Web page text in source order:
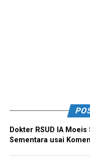
Dokter RSUD IA
Sementara usai